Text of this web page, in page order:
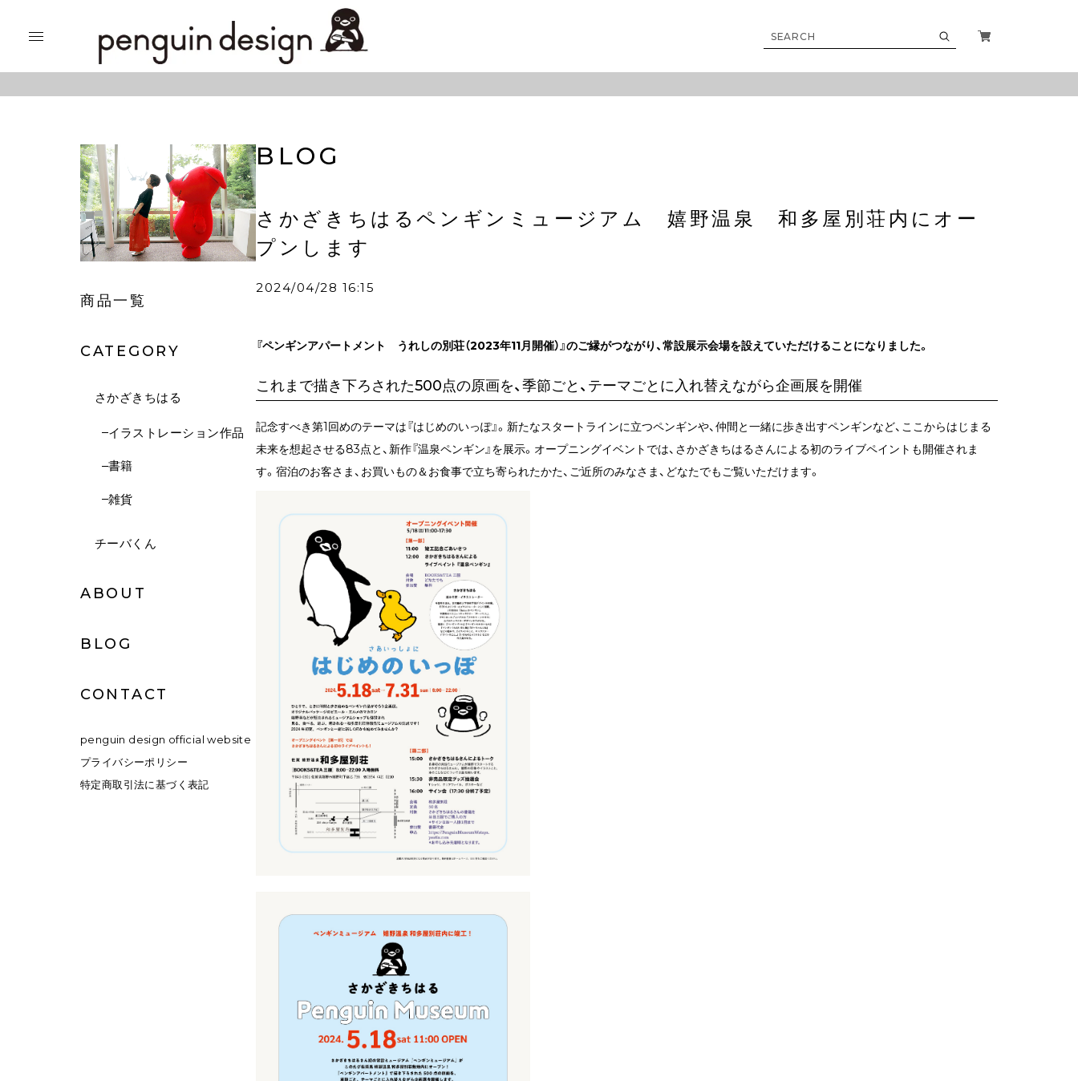
商品一覧
CATEGORY
さかざきちはる
イラストレーション作品
書籍
雑貨
チーバくん
ABOUT
BLOG
CONTACT
penguin design official website
プライバシーポリシー
特定商取引法に基づく表記
BLOG
さかざきちはるペンギンミュージアム 嬉野温泉 和多屋別荘内にオー
プンします
2024/04/28 16:15
『ペンギンアパートメント うれしの別荘（2023年11月開催）』のご縁がつながり、常設展示会場を設えていただけることになりました。
これまで描き下ろされた500点の原画を、季節ごと、テーマごとに入れ替えながら企画展を開催
記念すべき第1回めのテーマは『はじめのいっぽ』。新たなスタートラインに立つペンギンや、仲間と一緒に歩き出すペンギンなど、ここからはじまる
未来を想起させる83点と、新作『温泉ペンギン』を展示。オープニングイベントでは、さかざきちはるさんによる初のライブペイントも開催されま
す。宿泊のお客さま、お買いもの＆お食事で立ち寄られたかた、ご近所のみなさま、どなたでもご覧いただけます。